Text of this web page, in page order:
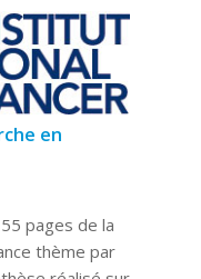
en
pages de la
thème par